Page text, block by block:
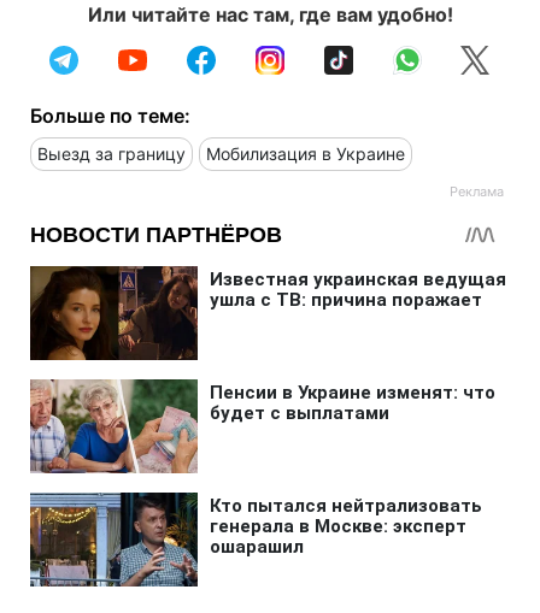
Или читайте нас там, где вам удобно!
Больше по теме:
Выезд за границу Мобилизация в Украине